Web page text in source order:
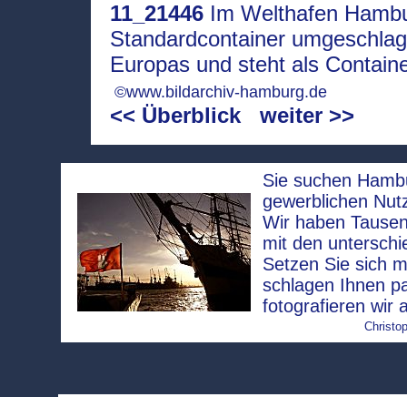
11_21446 Im Welthafen
Standardcontainer
Europas und steht als
©www.bildarchiv-hamburg.de
<< Überblick weiter >>
Sie suchen
gewerblichen
Wir haben
mit den
Setzen Sie sich
schlagen Ihnen
fotografieren wir